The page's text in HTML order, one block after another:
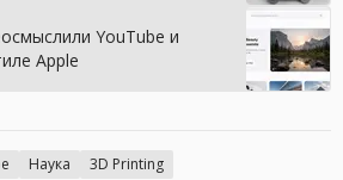
YouTube и
Apple
Наука 3D Printing